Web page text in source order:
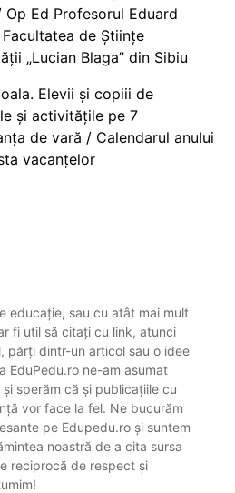
Ed Profesorul Eduard
de Științe
„Lucian Blaga” din Sibiu
Elevii și copiii de
și activitățile pe 7
de vară / Calendarul anului
vacanțelor
educație, sau cu atât mai mult
fi util să citați cu link, atunci
părți dintr-un articol sau o idee
EduPedu.ro ne-am asumat
sperăm că și publicațiile cu
vor face la fel. Ne bucurăm
pe Edupedu.ro și suntem
noastră de a cita sursa
reciprocă de respect și